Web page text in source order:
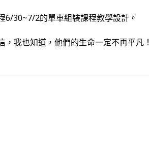
6/30~7/2的單車組裝課程教學設計。
我也知道，他們的生命一定不再平凡！